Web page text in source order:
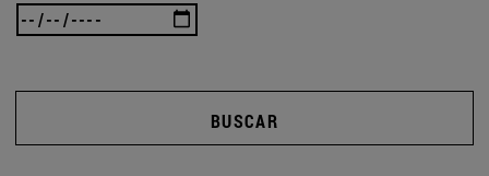
BUSCAR